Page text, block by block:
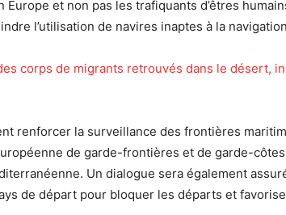
Europe et non pas les trafiquants d’êtres
l’utilisation de navires inaptes à la
corps de migrants retrouvés dans le désert,
renforcer la surveillance des frontières
de garde-frontières et de garde-
Un dialogue sera également
de départ pour bloquer les départs et